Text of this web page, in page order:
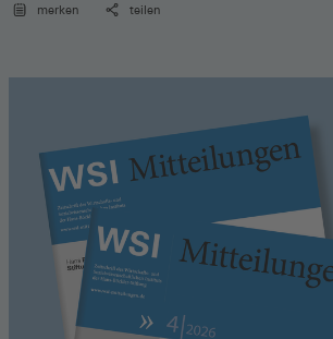
merken teilen